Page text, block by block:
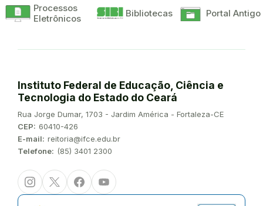
Processos
Eletrônicos
Bibliotecas Portal Antigo
Instituto Federal de Educação, Ciência e
Tecnologia do Estado do Ceará
Endereço:
Rua Jorge Dumar, 1703 - Jardim América - Fortaleza-CE
CEP: 60410-426
E-mail: reitoria@ifce.edu.br
Telefone: (85) 3401 2300
InstagramTwitter/XFacebookYoutube